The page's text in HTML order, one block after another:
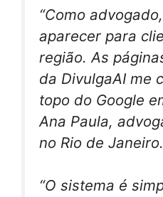
“Como
aparecer para
região. As
da DivulgaAI me
topo do Google
Ana Paula,
no Rio de Janeiro.
“O sistema é